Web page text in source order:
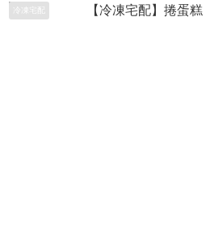
冷凍宅配